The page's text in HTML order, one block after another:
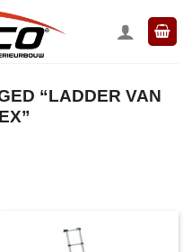
“LADDER VAN